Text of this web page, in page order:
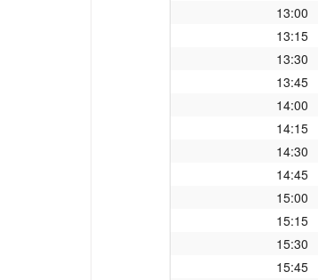
13:00
13:15
13:30
13:45
14:00
14:15
14:30
14:45
15:00
15:15
15:30
15:45